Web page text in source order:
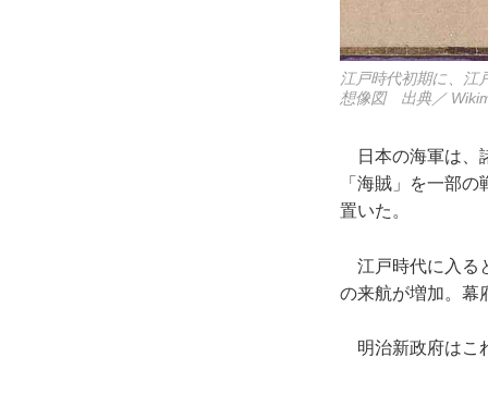
江戸時代初期に、
想像図 出典／
日本の海軍は、
「海賊」を一部
置いた。
江戸時代に入る
の来航が増加。幕
明治新政府はこ